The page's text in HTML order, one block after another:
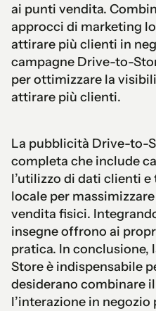
ai punti vendita.
approcci di marketing
attirare più clienti in
campagne Drive-to-
per ottimizzare la
attirare più clienti.
La pubblicità Drive-to-
completa che include
l’utilizzo di dati clienti
locale per
vendita fisici.
insegne offrono ai
pratica. In
Store è indispensabile
desiderano combinare
l’interazione in